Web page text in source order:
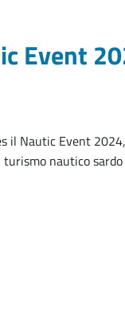
Event
il Nautic Event
turismo nautico